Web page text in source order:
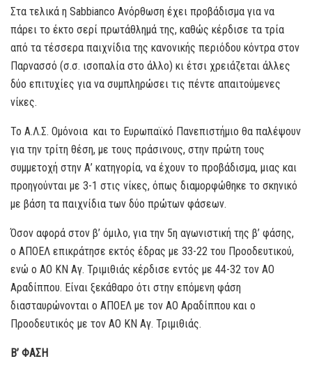
Στα τελικά η Sabbianco Ανόρθωση έχει προβάδισμα για να
πάρει το έκτο σερί πρωτάθλημά της, καθώς κέρδισε τα τρία
από τα τέσσερα παιχνίδια της κανονικής περιόδου κόντρα στον
Παρνασσό (σ.σ. ισοπαλία στο άλλο) κι έτσι χρειάζεται άλλες
δύο επιτυχίες για να συμπληρώσει τις πέντε απαιτούμενες
νίκες.
Το Α.Λ.Σ. Ομόνοια και το Ευρωπαϊκό Πανεπιστήμιο θα παλέψουν
για την τρίτη θέση, με τους πράσινους, στην πρώτη τους
συμμετοχή στην Α’ κατηγορία, να έχουν το προβάδισμα, μιας και
προηγούνται με 3-1 στις νίκες, όπως διαμορφώθηκε το σκηνικό
με βάση τα παιχνίδια των δύο πρώτων φάσεων.
Όσον αφορά στον β’ όμιλο, για την 5η αγωνιστική της β’ φάσης,
ο ΑΠΟΕΛ επικράτησε εκτός έδρας με 33-22 του Προοδευτικού,
ενώ ο ΑΟ ΚΝ Αγ. Τριμιθιάς κέρδισε εντός με 44-32 τον ΑΟ
Αραδίππου. Είναι ξεκάθαρο ότι στην επόμενη φάση
διασταυρώνονται ο ΑΠΟΕΛ με τον ΑΟ Αραδίππου και ο
Προοδευτικός με τον ΑΟ ΚΝ Αγ. Τριμιθιάς.
Β’ ΦΑΣΗ